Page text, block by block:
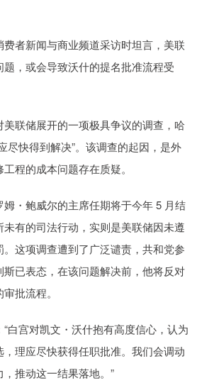
者新闻与商业频道采访时坦言，美联
，或会导致沃什的提名批准流程受
联储展开的一项极具争议的调查，哈
尽快得到解决”。该调查的起因，是外
程的成本问题存在质疑。
・鲍威尔的主席任期将于今年 5 月结
有的司法行动，实则是美联储因未遵
这项调查遭到了广泛谴责，共和党参
已表态，在该问题解决前，他将反对
批流程。
宫对凯文・沃什抱有高度信心，认为
理应尽快获得任职批准。我们会调动
推动这一结果落地。”